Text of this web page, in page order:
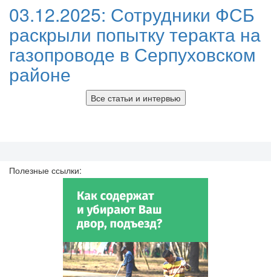
03.12.2025: Сотрудники ФСБ
раскрыли попытку теракта на
газопроводе в Серпуховском
районе
Все статьи и интервью
Полезные ссылки: